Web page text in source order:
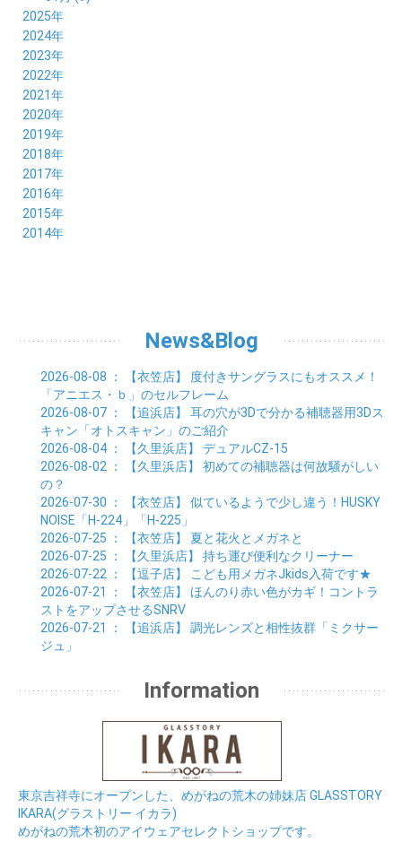
2025年
12月 (10)
11月 (8)
10月 (8)
09月 (8)
08月 (9)
07月 (7)
06月 (9)
05月 (8)
04月 (8)
03月 (9)
02月 (8)
01月 (8)
2024年
12月 (8)
11月 (9)
10月 (8)
09月 (9)
08月 (7)
07月 (8)
06月 (8)
05月 (8)
04月 (8)
03月 (8)
02月 (9)
2023年
12月 (8)
11月 (8)
10月 (8)
09月 (8)
08月 (9)
07月 (9)
06月 (8)
05月 (9)
04月 (9)
03月 (8)
2022年
12月 (9)
11月 (5)
10月 (4)
09月 (5)
08月 (4)
07月 (4)
06月 (5)
05月 (5)
04月 (2)
2021年
12月 (6)
11月 (4)
10月 (3)
09月 (7)
08月 (5)
07月 (4)
06月 (6)
05月 (6)
2020年
12月 (3)
11月 (6)
10月 (7)
09月 (7)
08月 (5)
07月 (5)
06月 (7)
2019年
12月 (9)
11月 (5)
10月 (7)
09月 (11)
08月 (6)
07月 (5)
2018年
12月 (6)
11月 (7)
10月 (6)
09月 (8)
08月 (4)
01月 (7)
2017年
12月 (6)
11月 (4)
10月 (5)
02月 (3)
01月 (6)
2016年
12月 (7)
11月 (4)
03月 (6)
02月 (9)
01月 (11)
2015年
12月 (6)
06月 (2)
2014年
News&Blog
2026-08-08 ： 【衣笠店】
度付きサングラスにもオススメ！
「アニエス・ｂ」のセルフレーム
2026-08-07 ： 【追浜店】 耳の穴が3Dで分かる補聴器用3Dス
キャン「オトスキャン」のご紹介
2026-08-04 ： 【久里浜店】 デュアルCZ-15
2026-08-02 ： 【久里浜店】 初めての補聴器は何故騒がしい
の？
2026-07-30 ： 【衣笠店】 似ているようで少し違う！HUSKY
NOISE「H-224」「H-225」
2026-07-25 ： 【衣笠店】 夏と花火とメガネと
2026-07-25 ： 【久里浜店】 持ち運び便利なクリーナー
2026-07-22 ： 【逗子店】
こども用メガネJkids入荷です★
2026-07-21
： 【衣笠店】 ほんのり赤い色がカギ！コントラ
ストをアップさせるSNRV
2026-07-21
： 【追浜店】 調光レンズと相性抜群「ミクサー
ジュ」
Information
東京吉祥寺にオープンした、めがねの荒木の姉妹店 GLASSTORY
IKARA(グラストリー イカラ)
めがねの荒木初のアイウェアセレクトショップです。